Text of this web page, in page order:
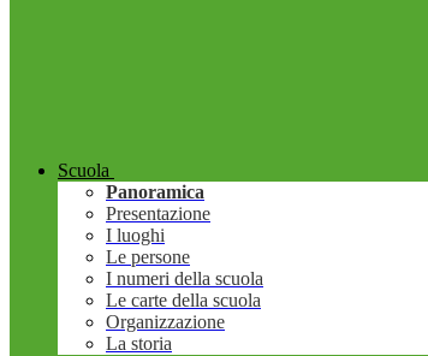
Scuola
Panoramica
Presentazione
I luoghi
Le persone
I numeri della scuola
Le carte della scuola
Organizzazione
La storia